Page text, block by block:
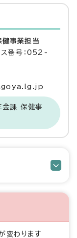
事業担当
番号：052-
金課 保健事
変わります